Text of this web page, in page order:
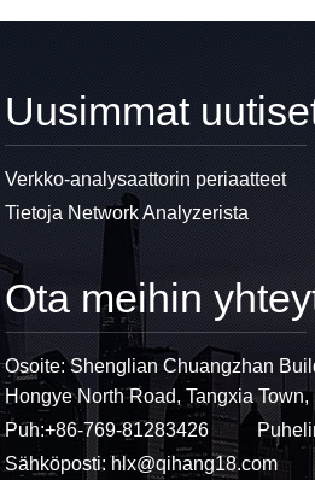
Uusimmat
Verkko-analysaattorin periaatteet
Tietoja Network Analyzerista
Ota meihin
Osoite: Shenglian Chuangzhan
Hongye North Road, Tangxia
Puh:+86-769-81283426
Sähköposti:hlx@qihang18.com